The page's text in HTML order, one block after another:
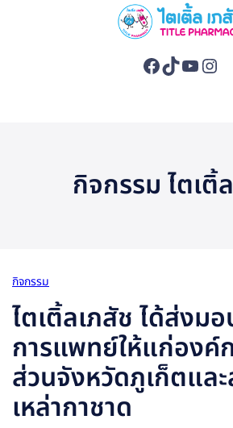
กิจกรรม ไตเติ้
กิจกรรม
ไตเติ้ลเภสัช ได้ส่ง
การแพทย์ให้แก่องค์
ส่วนจังหวัดภูเก็ตแล
เหล่ากาชาด